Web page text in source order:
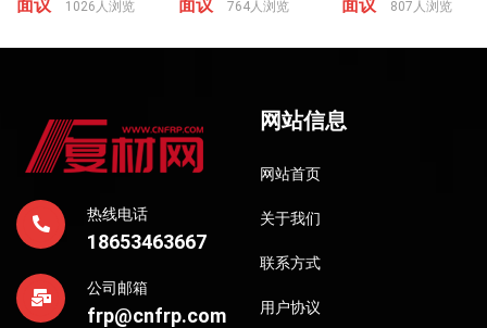
面议
1026人浏览
面议
764人浏览
面议
807人浏览
热线电话
18653463667
公司邮箱
frp@cnfrp.com
网站信息
网站首页
关于我们
联系方式
用户协议